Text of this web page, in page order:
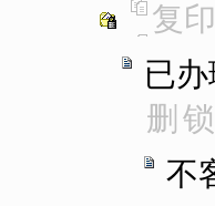
复印
已
删 锁
不